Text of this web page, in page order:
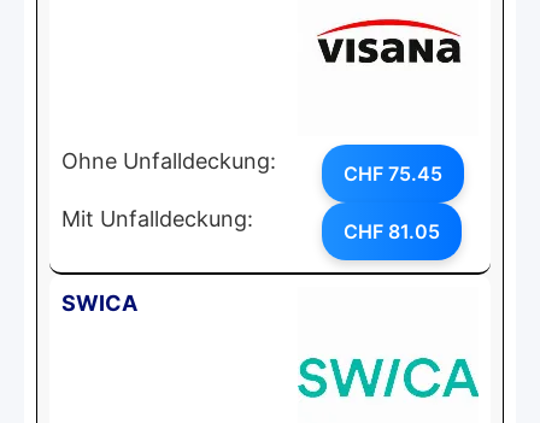
Ohne Unfalldeckung: CHF 75.45
Mit Unfalldeckung: CHF 81.05
SWICA